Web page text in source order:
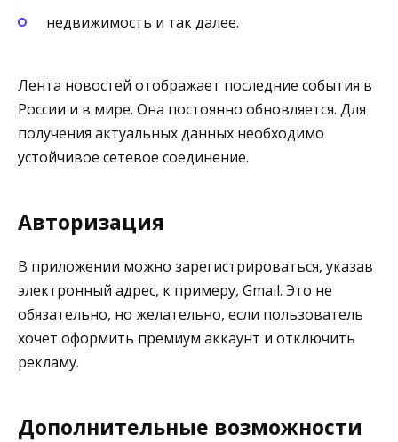
недвижимость и так далее.
Лента новостей отображает последние события в
России и в мире. Она постоянно обновляется. Для
получения актуальных данных необходимо
устойчивое сетевое соединение.
Авторизация
В приложении можно зарегистрироваться, указав
электронный адрес, к примеру, Gmail. Это не
обязательно, но желательно, если пользователь
хочет оформить премиум аккаунт и отключить
рекламу.
Дополнительные возможности